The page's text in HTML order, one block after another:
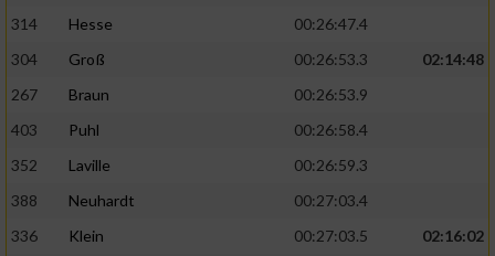
314
Hesse
00:26:47.4
304
Groß 00:26:53.3
02:14:48
267
Braun
00:26:53.9
403
Puhl
00:26:58.4
352
Laville
00:26:59.3
388
Neuhardt
00:27:03.4
336
Klein 00:27:03.5
02:16:02